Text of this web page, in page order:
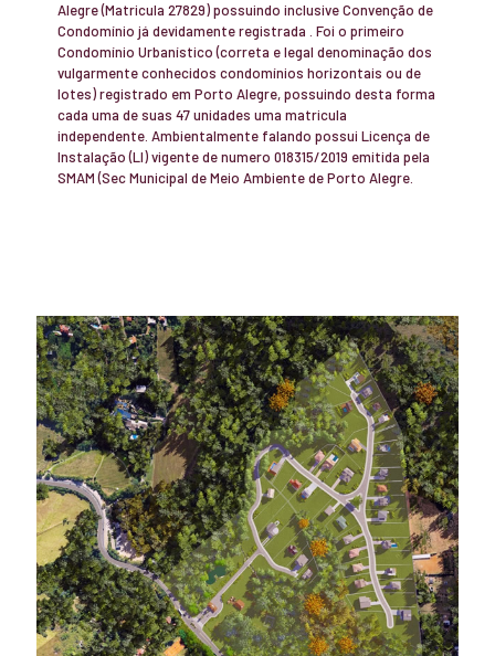
Alegre (Matricula 27829) possuindo inclusive Convenção de
Condomínio já devidamente registrada . Foi o primeiro
Condomínio Urbanístico (correta e legal denominação dos
vulgarmente conhecidos condomínios horizontais ou de
lotes) registrado em Porto Alegre, possuindo desta forma
cada uma de suas 47 unidades uma matricula
independente. Ambientalmente falando possui Licença de
Instalação (LI) vigente de numero 018315/2019 emitida pela
SMAM (Sec Municipal de Meio Ambiente de Porto Alegre.